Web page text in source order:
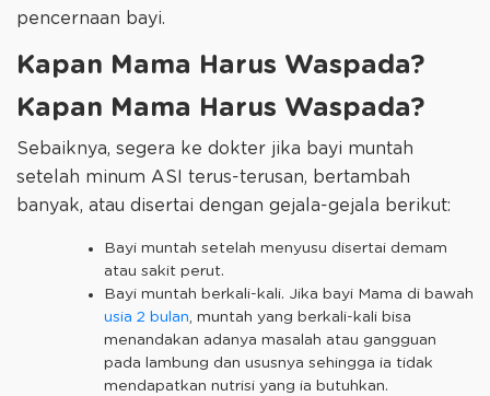
pencernaan bayi.
Kapan Mama Harus Waspada?
Kapan Mama Harus Waspada?
Sebaiknya, segera ke dokter jika bayi muntah
setelah minum ASI terus-terusan, bertambah
banyak, atau disertai dengan gejala-gejala berikut:
Bayi muntah setelah menyusu disertai demam
atau sakit perut.
Bayi muntah berkali-kali. Jika bayi Mama di bawah
usia 2 bulan, muntah yang berkali-kali bisa
menandakan adanya masalah atau gangguan
pada lambung dan ususnya sehingga ia tidak
mendapatkan nutrisi yang ia butuhkan.